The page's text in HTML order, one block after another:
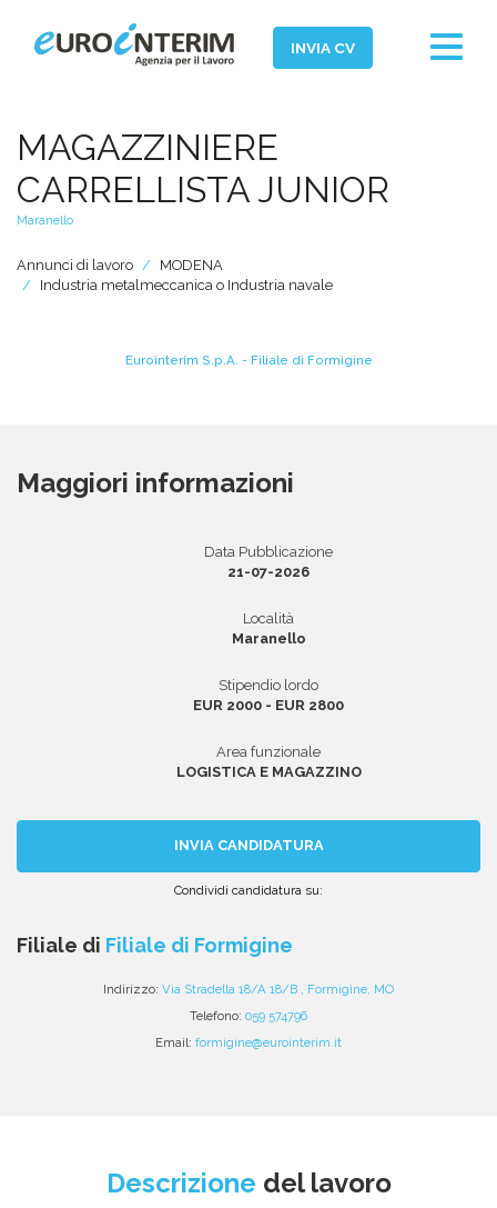
INVIA CV
Toggle
Chi Siamo
Aziende
Persone
Servizi
Lavora con noi
INVIA CV
MAGAZZINIERE
CARRELLISTA JUNIOR
Maranello
Annunci di lavoro
MODENA
Industria metalmeccanica o Industria navale
Eurointerim S.p.A. - Filiale di Formigine
Maggiori informazioni
Data Pubblicazione
21-07-2026
Località
Maranello
Stipendio lordo
EUR 2000 - EUR 2800
Area funzionale
LOGISTICA E MAGAZZINO
INVIA CANDIDATURA
Condividi candidatura su:
email
Facebook
Twitter
Linkedin
WhatsApp
Filiale di Filiale di Formigine
Indirizzo: Via Stradella 18/A 18/B , Formigine, MO
Telefono: 059 574796
Email: formigine@eurointerim.it
Descrizione del lavoro